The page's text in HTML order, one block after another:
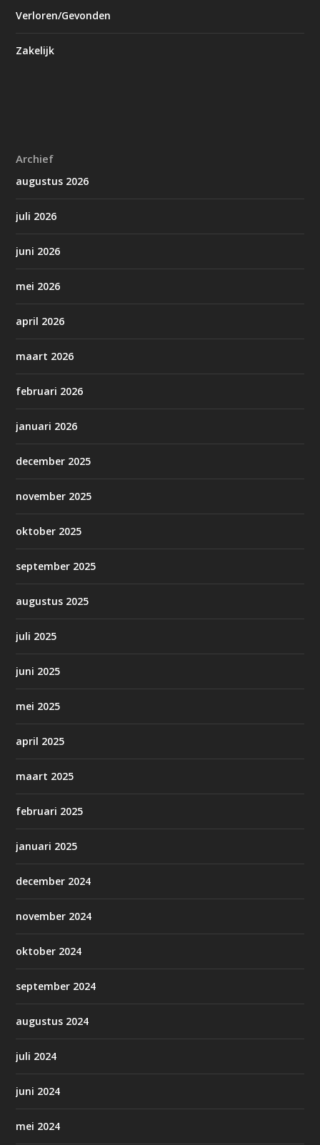
Verloren/Gevonden
Zakelijk
Archief
augustus 2026
juli 2026
juni 2026
mei 2026
april 2026
maart 2026
februari 2026
januari 2026
december 2025
november 2025
oktober 2025
september 2025
augustus 2025
juli 2025
juni 2025
mei 2025
april 2025
maart 2025
februari 2025
januari 2025
december 2024
november 2024
oktober 2024
september 2024
augustus 2024
juli 2024
juni 2024
mei 2024